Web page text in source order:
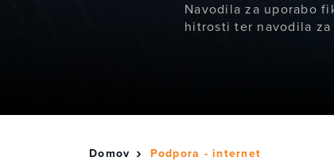
Navodila za uporabo
hitrosti ter navodila
Domov Podpora - internet